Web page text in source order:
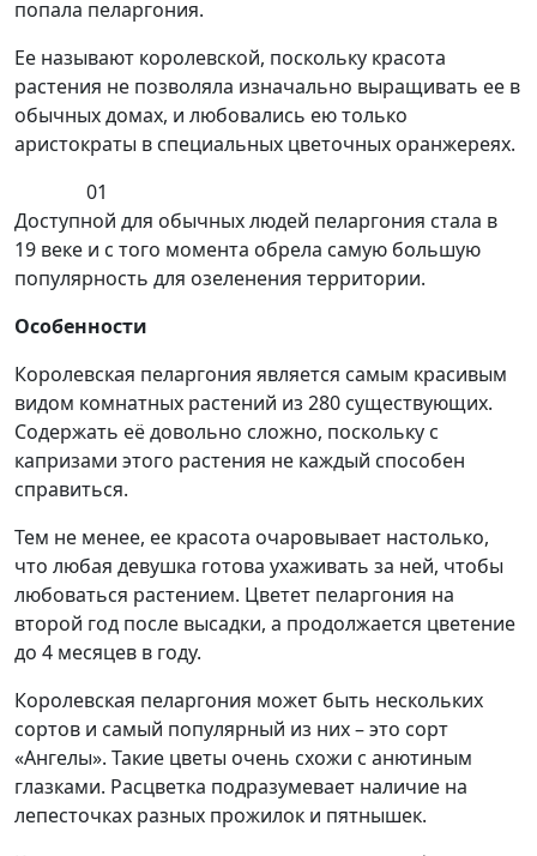
попала пеларгония.
Ее называют королевской, поскольку красота
растения не позволяла изначально выращивать ее в
обычных домах, и любовались ею только
аристократы в специальных цветочных оранжереях.
01
Доступной для обычных людей пеларгония стала в
19 веке и с того момента обрела самую большую
популярность для озеленения территории.
Особенности
Королевская пеларгония является самым красивым
видом комнатных растений из 280 существующих.
Содержать её довольно сложно, поскольку с
капризами этого растения не каждый способен
справиться.
Тем не менее, ее красота очаровывает настолько,
что любая девушка готова ухаживать за ней, чтобы
любоваться растением. Цветет пеларгония на
второй год после высадки, а продолжается цветение
до 4 месяцев в году.
Королевская пеларгония может быть нескольких
сортов и самый популярный из них – это сорт
«Ангелы». Такие цветы очень схожи с анютиным
глазками. Расцветка подразумевает наличие на
лепесточках разных прожилок и пятнышек.